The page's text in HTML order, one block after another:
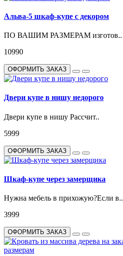
Альва-5 шкаф-купе с декором
ПО ВАШИМ РАЗМЕРАМ изготов..
10990
ОФОРМИТЬ ЗАКАЗ
Двери купе в нишу недорого
Двери купе в нишу Рассчит..
5999
ОФОРМИТЬ ЗАКАЗ
Шкаф-купе через замерщика
Нужна мебель в прихожую?Если в..
3999
ОФОРМИТЬ ЗАКАЗ